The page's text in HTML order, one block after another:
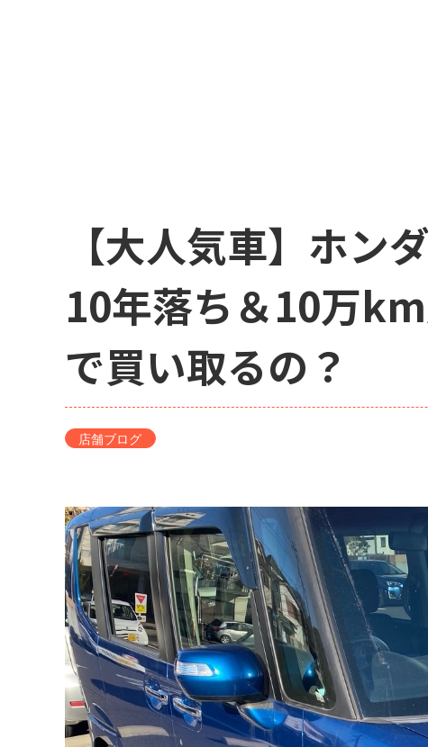
【大人気車】ホン
10年落ち＆10万
で買い取るの？
店舗ブログ